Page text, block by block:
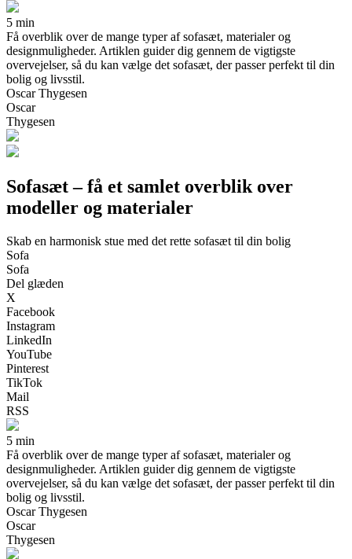
5 min
Få overblik over de mange typer af sofasæt, materialer og
designmuligheder. Artiklen guider dig gennem de vigtigste
overvejelser, så du kan vælge det sofasæt, der passer perfekt til din
bolig og livsstil.
Oscar Thygesen
Oscar
Thygesen
Sofasæt – få et samlet overblik over
modeller og materialer
Skab en harmonisk stue med det rette sofasæt til din bolig
Sofa
Sofa
Del glæden
X
Facebook
Instagram
LinkedIn
YouTube
Pinterest
TikTok
Mail
RSS
5 min
Få overblik over de mange typer af sofasæt, materialer og
designmuligheder. Artiklen guider dig gennem de vigtigste
overvejelser, så du kan vælge det sofasæt, der passer perfekt til din
bolig og livsstil.
Oscar Thygesen
Oscar
Thygesen